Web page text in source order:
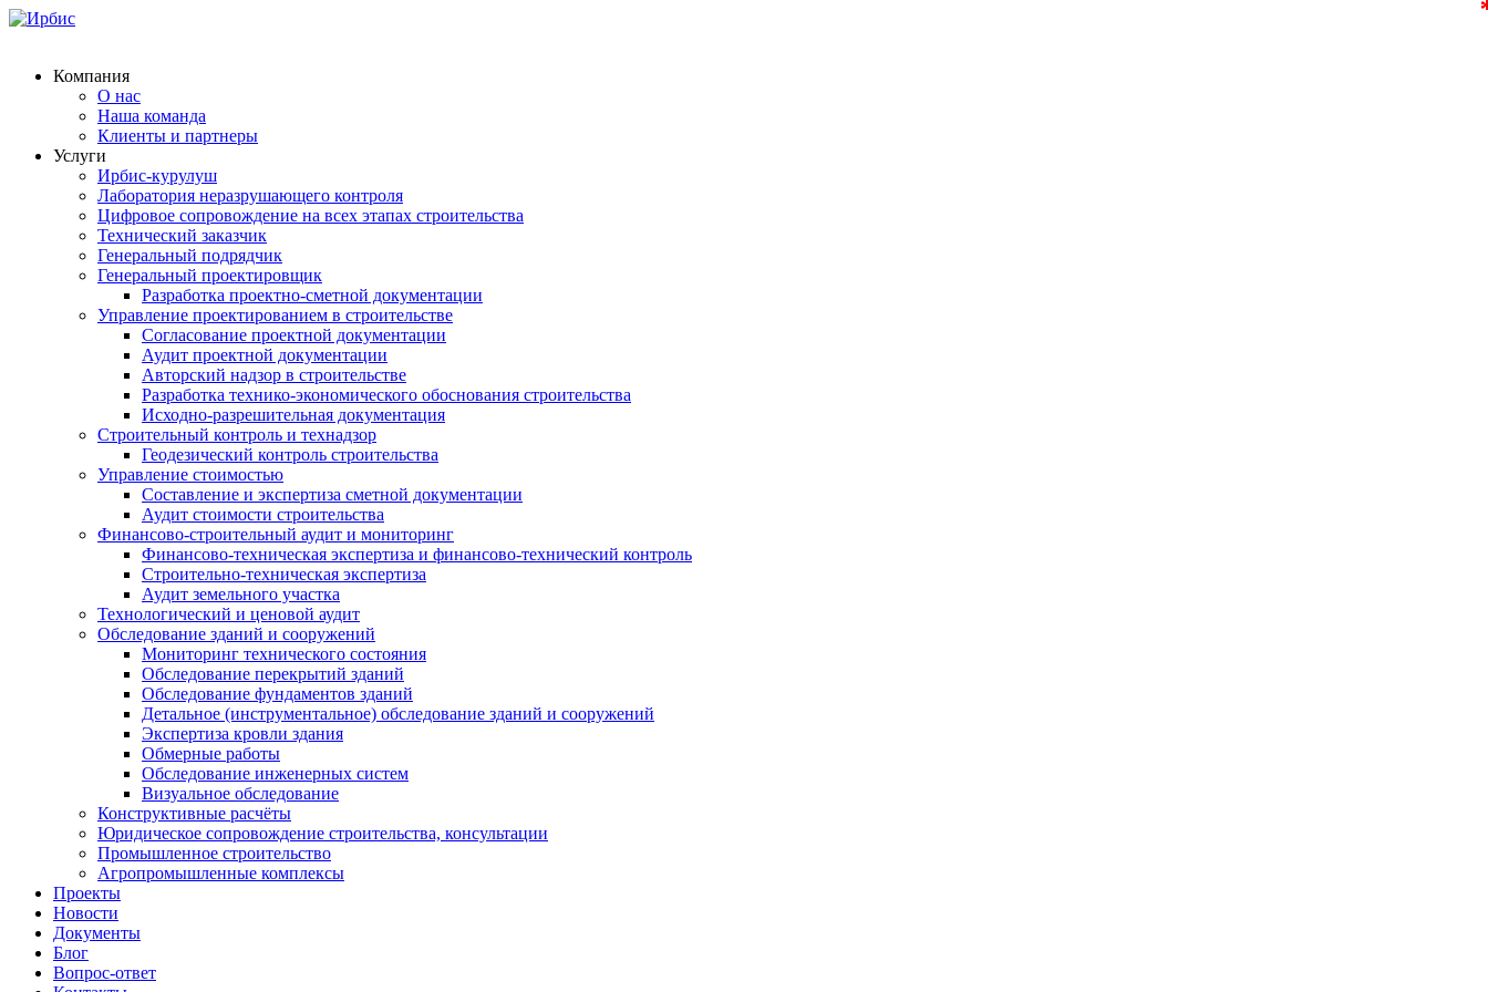
Компания
О нас
Наша команда
Клиенты и партнеры
Услуги
Ирбис-курулуш
Лаборатория неразрушающего контроля
Цифровое сопровождение на всех этапах строительства
Технический заказчик
Генеральный подрядчик
Генеральный проектировщик
Разработка проектно-сметной документации
Управление проектированием в строительстве
Согласование проектной документации
Аудит проектной документации
Авторский надзор в строительстве
Разработка технико-экономического обоснования строительства
Исходно-разрешительная документация
Строительный контроль и технадзор
Геодезический контроль строительства
Управление стоимостью
Составление и экспертиза сметной документации
Аудит стоимости строительства
Финансово-строительный аудит и мониторинг
Финансово-техническая экспертиза и финансово-технический контроль
Строительно-техническая экспертиза
Аудит земельного участка
Технологический и ценовой аудит
Обследование зданий и сооружений
Мониторинг технического состояния
Обследование перекрытий зданий
Обследование фундаментов зданий
Детальное (инструментальное) обследование зданий и сооружений
Экспертиза кровли здания
Обмерные работы
Обследование инженерных систем
Визуальное обследование
Конструктивные расчёты
Юридическое сопровождение строительства, консультации
Промышленное строительство
Агропромышленные комплексы
Проекты
Новости
Документы
Блог
Вопрос-ответ